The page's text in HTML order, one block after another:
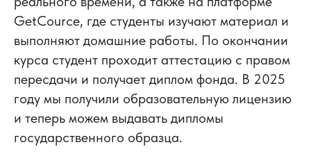
GetСource, где студенты изучают материал и
выполняют домашние работы. По окончании
курса студент проходит аттестацию с правом
пересдачи и получает диплом фонда. В 2025
году мы получили образовательную лицензию
и теперь можем выдавать дипломы
государственного образца.